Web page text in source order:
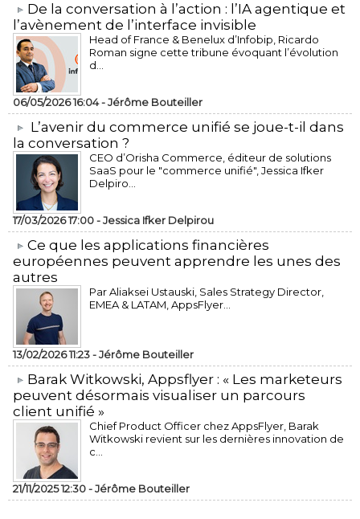
​De la conversation à l’action : l’IA agentique et
l’avènement de l’interface invisible
Head of France & Benelux d’Infobip, Ricardo
Roman signe cette tribune évoquant l’évolution
d...
06/05/2026 16:04 -Jérôme Bouteiller
L’avenir du commerce unifié se joue-t-il dans
la conversation ?
CEO d’Orisha Commerce, éditeur de solutions
SaaS pour le "commerce unifié", Jessica Ifker
Delpiro...
17/03/2026 17:00 -Jessica Ifker Delpirou
​Ce que les applications financières
européennes peuvent apprendre les unes des
autres
Par Aliaksei Ustauski, Sales Strategy Director,
EMEA & LATAM, AppsFlyer...
13/02/2026 11:23 -Jérôme Bouteiller
​Barak Witkowski, Appsflyer : « Les marketeurs
peuvent désormais visualiser un parcours
client unifié »
Chief Product Officer chez AppsFlyer, ​Barak
Witkowski revient sur les dernières innovation de
c...
21/11/2025 12:30 -Jérôme Bouteiller